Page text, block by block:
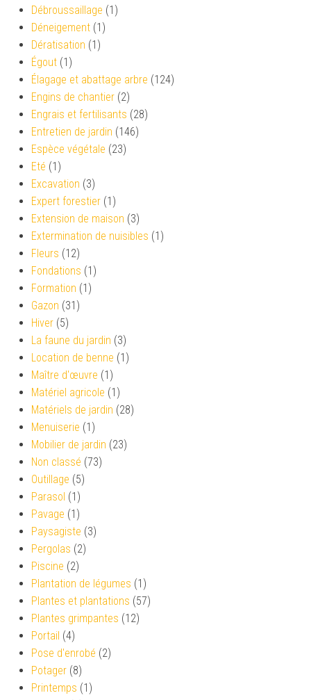
Débroussaillage (1)
Déneigement (1)
Dératisation (1)
Égout (1)
Élagage et abattage arbre (124)
Engins de chantier (2)
Engrais et fertilisants (28)
Entretien de jardin (146)
Espèce végétale (23)
Eté (1)
Excavation (3)
Expert forestier (1)
Extension de maison (3)
Extermination de nuisibles (1)
Fleurs (12)
Fondations (1)
Formation (1)
Gazon (31)
Hiver (5)
La faune du jardin (3)
Location de benne (1)
Maître d'œuvre (1)
Matériel agricole (1)
Matériels de jardin (28)
Menuiserie (1)
Mobilier de jardin (23)
Non classé (73)
Outillage (5)
Parasol (1)
Pavage (1)
Paysagiste (3)
Pergolas (2)
Piscine (2)
Plantation de légumes (1)
Plantes et plantations (57)
Plantes grimpantes (12)
Portail (4)
Pose d'enrobé (2)
Potager (8)
Printemps (1)